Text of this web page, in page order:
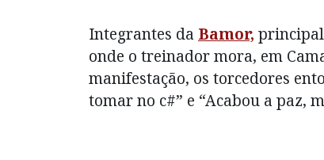
R$200 milhões
Integrantes da Bamor,
onde o treinador mora, em
manifestação, os torcedores
tomar no c#” e “Acabou a paz,